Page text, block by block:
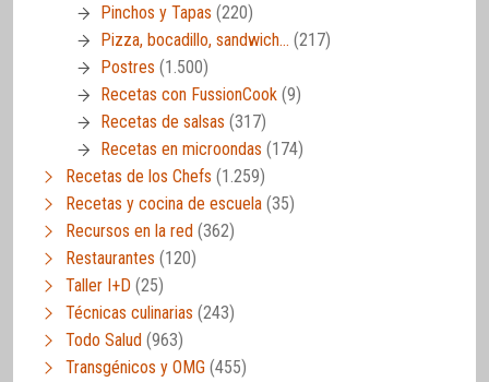
Pinchos y Tapas (220)
Pizza, bocadillo, sandwich… (217)
Postres (1.500)
Recetas con FussionCook (9)
Recetas de salsas (317)
Recetas en microondas (174)
Recetas de los Chefs (1.259)
Recetas y cocina de escuela (35)
Recursos en la red (362)
Restaurantes (120)
Taller I+D (25)
Técnicas culinarias (243)
Todo Salud (963)
Transgénicos y OMG (455)